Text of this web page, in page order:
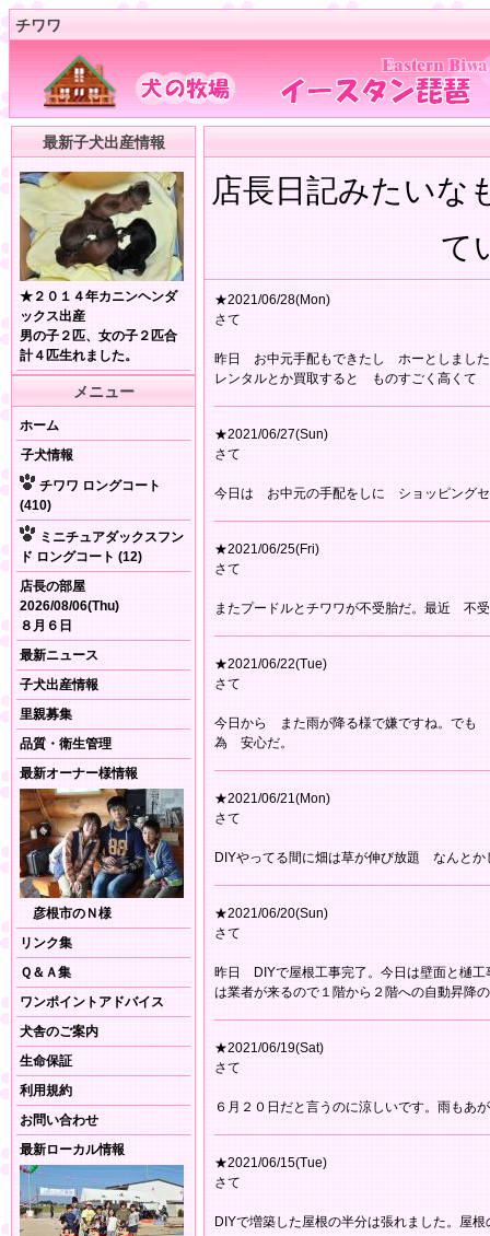
チワワ
最新子犬出産情報
★２０１４年カニンヘンダ
ックス出産
男の子２匹、女の子２匹合
計４匹生れました。
メニュー
ホーム
子犬情報
チワワ ロングコート
(410)
ミニチュアダックスフン
ド ロングコート (12)
店長の部屋
2026/08/06(Thu)
８月６日
最新ニュース
子犬出産情報
里親募集
品質・衛生管理
最新オーナー様情報
彦根市のＮ様
リンク集
Ｑ＆Ａ集
ワンポイントアドバイス
犬舎のご案内
生命保証
利用規約
お問い合わせ
最新ローカル情報
店長日記みたいな
て
★2021/06/28(Mon)
さて
昨日 お中元手配もできたし ホーとしまし
レンタルとか買取すると ものすごく高くて
★2021/06/27(Sun)
さて
今日は お中元の手配をしに ショッピングセ
★2021/06/25(Fri)
さて
またプードルとチワワが不受胎だ。最近 不
★2021/06/22(Tue)
さて
今日から また雨が降る様で嫌ですね。でも
為 安心だ。
★2021/06/21(Mon)
さて
DIYやってる間に畑は草が伸び放題 なんと
★2021/06/20(Sun)
さて
昨日 DIYで屋根工事完了。今日は壁面と樋
は業者が来るので１階から２階への自動昇降
★2021/06/19(Sat)
さて
６月２０日だと言うのに涼しいです。雨も
★2021/06/15(Tue)
さて
DIYで増築した屋根の半分は張れました。屋